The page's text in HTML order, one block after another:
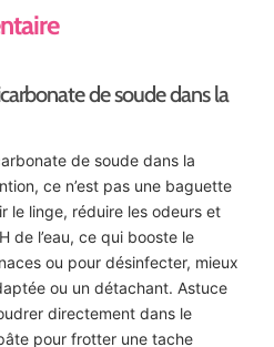
de soude dans la
de soude dans la
ce n’est pas une baguette
le linge, réduire les odeurs et
de l’eau, ce qui booste le
ou pour désinfecter, mieux
ou un détachant. Astuce
directement dans le
pour frotter une tache